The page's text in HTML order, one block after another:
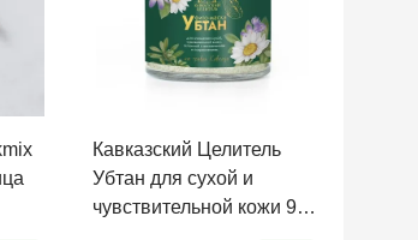
Кавказский Целитель
Убтан для сухой и
чувствительной кожи 95